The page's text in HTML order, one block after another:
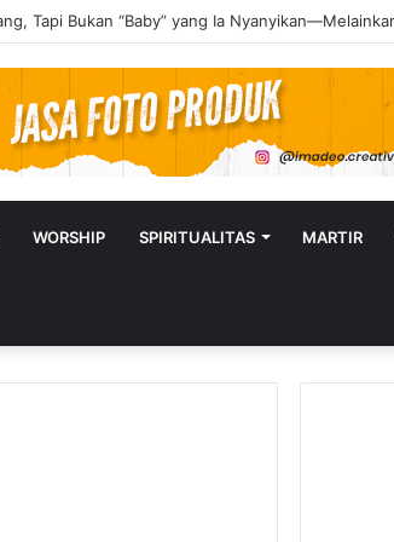
WORSHIP SPIRITUALITAS MARTIR